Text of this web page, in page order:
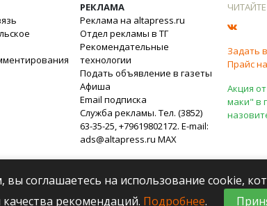
РЕКЛАМА
Реклама на altapress.ru
Отдел рекламы в ТГ
Рекомендательные
технологии
Подать объявление в газеты
Афиша
Email подписка
Служба рекламы. Тел. (3852)
63-35-25, +79619802172. E-mail:
ads@altapress.ru MAX
Задать
Прайс
Акция
маки" в
соглашаетесь на использование cookie,
рекомендаций. Подробнее.